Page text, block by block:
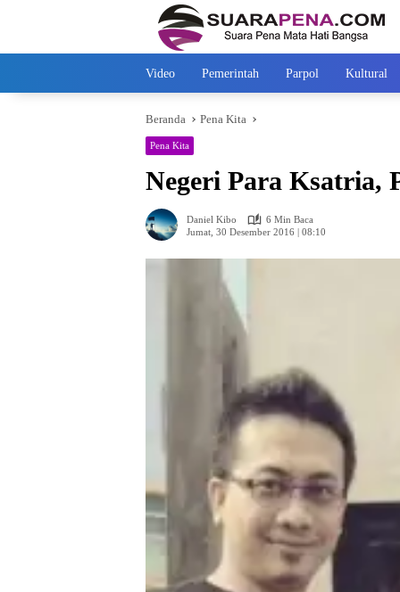
Video Pemerintah Parpol Kultural
Beranda Pena Kita
Pena Kita
Negeri Para Ksatria,
Daniel Kibo
6 Min Baca
Jumat, 30 Desember 2016 | 08:10